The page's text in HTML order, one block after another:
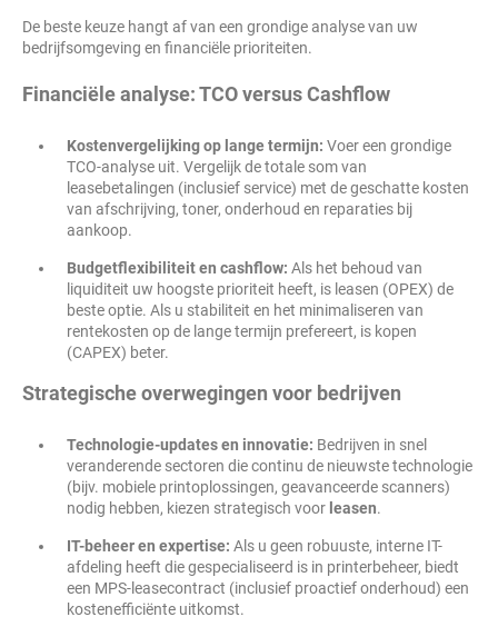
De beste keuze hangt af van een grondige analyse van uw
bedrijfsomgeving en financiële prioriteiten.
Financiële analyse: TCO versus Cashflow
Kostenvergelijking op lange termijn: Voer een grondige
TCO-analyse uit. Vergelijk de totale som van
leasebetalingen (inclusief service) met de geschatte kosten
van afschrijving, toner, onderhoud en reparaties bij
aankoop.
Budgetflexibiliteit en cashflow: Als het behoud van
liquiditeit uw hoogste prioriteit heeft, is leasen (OPEX) de
beste optie. Als u stabiliteit en het minimaliseren van
rentekosten op de lange termijn prefereert, is kopen
(CAPEX) beter.
Strategische overwegingen voor bedrijven
Technologie-updates en innovatie: Bedrijven in snel
veranderende sectoren die continu de nieuwste technologie
(bijv. mobiele printoplossingen, geavanceerde scanners)
nodig hebben, kiezen strategisch voor leasen.
IT-beheer en expertise: Als u geen robuuste, interne IT-
afdeling heeft die gespecialiseerd is in printerbeheer, biedt
een MPS-leasecontract (inclusief proactief onderhoud) een
kostenefficiënte uitkomst.